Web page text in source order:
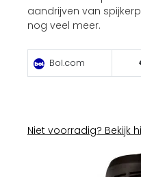
aandrijven van
nog veel meer.
Bol.com
Niet voorradig? Bekijk